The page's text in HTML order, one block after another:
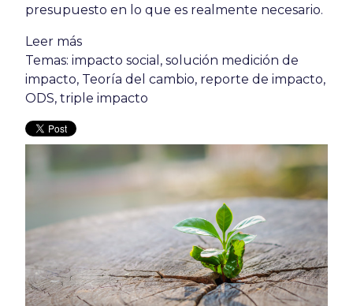
presupuesto en lo que es realmente necesario.
Leer más
Temas: impacto social , solución medición de
impacto, Teoría del cambio, reporte de impacto,
ODS, triple impacto